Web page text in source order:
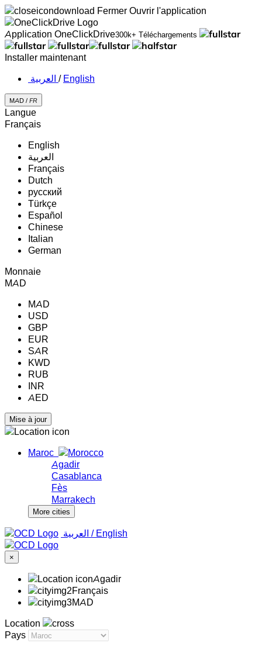
Fermer Ouvrir l'application
Application OneClickDrive300k+ Téléchargements
Installer maintenant
‏العربية ‏ / English
MAD / FR
Langue
Français
English
‏العربية‏
Français
Dutch
русский
Türkçe
Español
Chinese
Italian
German
Monnaie
MAD
MAD
USD
GBP
EUR
SAR
KWD
RUB
INR
AED
Maroc
Agadir
Casablanca
Fès
Marrakech
More cities
‏العربية ‏ / English
×
Agadir
Français
MAD
Location
Pays